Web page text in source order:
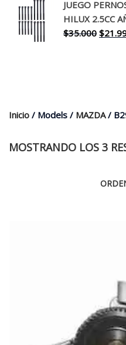
era:
JUEGO
HILUX 2.5CC
$35.000 El
$
Inicio / Models / MAZDA/
MOSTRANDO LOS 3